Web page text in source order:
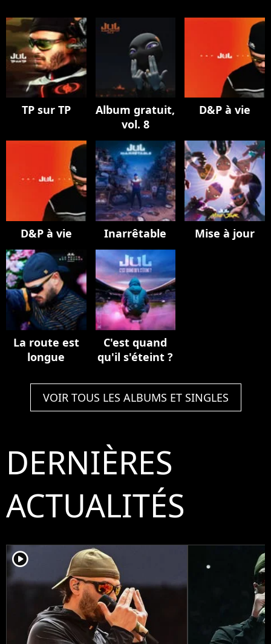
TP sur TP
Album gratuit,
vol. 8
D&P à vie
D&P à vie Inarrêtable Mise à jour
La route est
longue
C'est quand
qu'il s'éteint ?
VOIR TOUS LES ALBUMS ET SINGLES
DERNIÈRES
ACTUALITÉS
player2